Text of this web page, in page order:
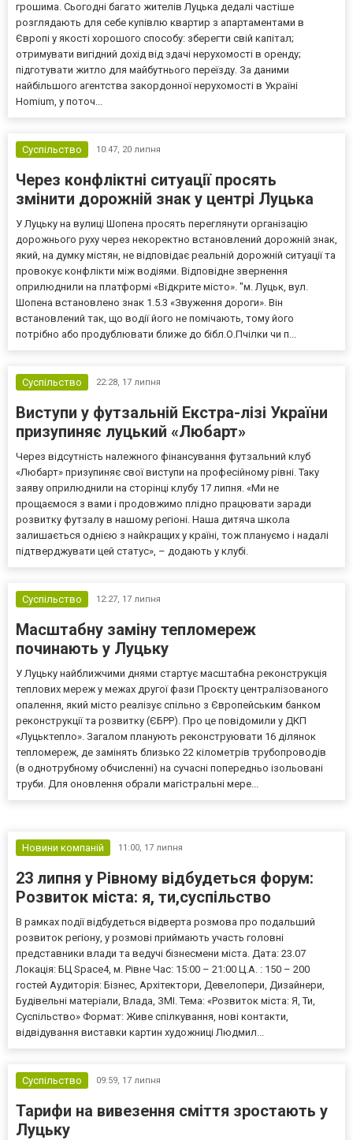
грошима. Сьогодні багато жителів Луцька дедалі частіше
розглядають для себе купівлю квартир з апартаментами в
Європі у якості хорошого способу: зберегти свій капітал;
отримувати вигідний дохід від здачі нерухомості в оренду;
підготувати житло для майбутнього переїзду. За даними
найбільшого агентства закордонної нерухомості в Україні
Homium, у поточ...
Суспільство 10:47, 20 липня
Через конфліктні ситуації просять
змінити дорожній знак у центрі Луцька
У Луцьку на вулиці Шопена просять переглянути організацію
дорожнього руху через некоректно встановлений дорожній знак,
який, на думку містян, не відповідає реальній дорожній ситуації та
провокує конфлікти між водіями. Відповідне звернення
оприлюднили на платформі «Відкрите місто». "м. Луцьк, вул.
Шопена встановлено знак 1.5.3 «Звуження дороги». Він
встановлений так, що водії його не помічають, тому його
потрібно або продублювати ближе до бібл.О.Пчілки чи п...
Суспільство 22:28, 17 липня
Виступи у футзальній Екстра-лізі України
призупиняє луцький «Любарт»
Через відсутність належного фінансування футзальний клуб
«Любарт» призупиняє свої виступи на професійному рівні. Таку
заяву оприлюднили на сторінці клубу 17 липня. «Ми не
прощаємося з вами і продовжимо плідно працювати заради
розвитку футзалу в нашому регіоні. Наша дитяча школа
залишається однією з найкращих у країні, тож плануємо і надалі
підтверджувати цей статус», – додають у клубі.
Суспільство 12:27, 17 липня
Масштабну заміну тепломереж
починають у Луцьку
У Луцьку найближчими днями стартує масштабна реконструкція
теплових мереж у межах другої фази Проєкту централізованого
опалення, який місто реалізує спільно з Європейським банком
реконструкції та розвитку (ЄБРР). Про це повідомили у ДКП
«Луцьктепло». Загалом планують реконструювати 16 ділянок
тепломереж, де замінять близько 22 кілометрів трубопроводів
(в однотрубному обчисленні) на сучасні попередньо ізольовані
труби. Для оновлення обрали магістральні мере...
Новини компаній 11:00, 17 липня
23 липня у Рівному відбудеться форум:
Розвиток міста: я, ти,суспільство
В рамках події відбудеться відверта розмова про подальший
розвиток регіону, у розмові приймають участь головні
представники влади та ведучі бізнесмени міста. Дата: 23.07
Локація: БЦ Space4, м. Рівне Час: 15:00 – 21:00 Ц.А. : 150 – 200
гостей Аудиторія: Бізнес, Архітектори, Девелопери, Дизайнери,
Будівельні матеріали, Влада, ЗМІ. Тема: «Розвиток міста: Я, Ти,
Суспільство» Формат: Живе спілкування, нові контакти,
відвідування виставки картин художниці Людмил...
Суспільство 09:59, 17 липня
Тарифи на вивезення сміття зростають у
Луцьку